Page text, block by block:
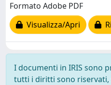
Formato Adobe PDF
Visualizza/Apri
I documenti in IRIS sono
tutti i diritti sono riservati,